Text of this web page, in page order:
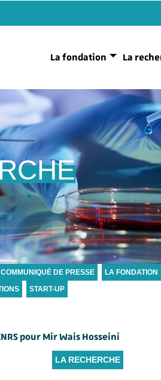
La fondation La
COMMUNIQUÉ DE PRESSE LA FONDATION
START-UP
pour Mir Wais Hosseini
LA RECHERCHE